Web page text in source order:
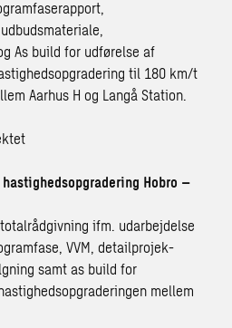
As build for udførelse af
til 180 km/t
Aarhus H og Langå Station.
Hobro –
ifm. udarbejdelse
VVM, detailprojek-
samt as build for
mellem